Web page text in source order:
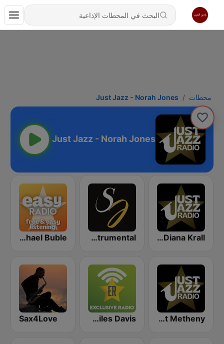
محطات Just Jazz - Norah Jones
Just Jazz - Norah Jones
Just Jazz - Diana Krall
Smooth Jazz Instrumental
Easy Michael Buble
Just Jazz - Pat Metheny
Exclusively Miles Davis
Sax4Love